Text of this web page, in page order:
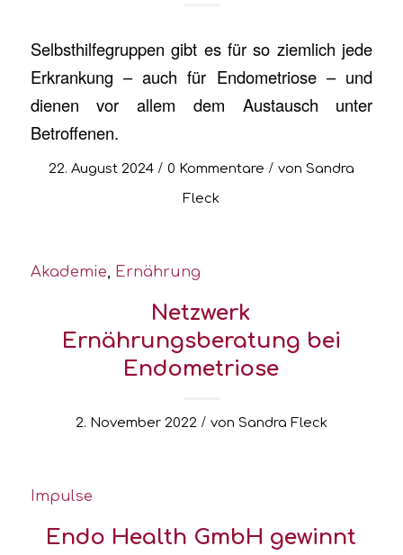
Selbsthilfegruppen gibt es für so ziemlich jede
Erkrankung – auch für Endometriose – und
dienen vor allem dem Austausch unter
Betroffenen.
22. August 2024 / 0 Kommentare / von Sandra
Fleck
Akademie, Ernährung
Netzwerk
Ernährungsberatung bei
Endometriose
2. November 2022 / von Sandra Fleck
Impulse
Endo Health GmbH gewinnt